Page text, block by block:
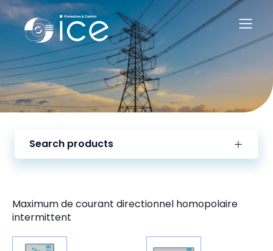
Search products
Maximum de courant directionnel homopolaire
intermittent